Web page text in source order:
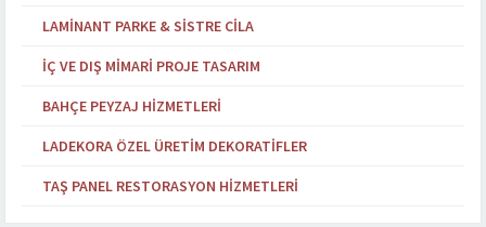
LAMINANT PARKE & SISTRE CILA
İÇ VE DIŞ MIMARI PROJE TASARIM
BAHÇE PEYZAJ HIZMETLERI
LADEKORA ÖZEL ÜRETIM DEKORATIFLER
TAŞ PANEL RESTORASYON HIZMETLERI